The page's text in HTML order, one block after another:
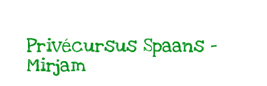
Privécursus Spaans –
Mirjam